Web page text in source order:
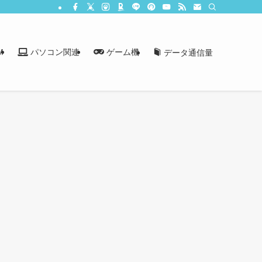
パソコン関連 ゲーム機 データ通信量